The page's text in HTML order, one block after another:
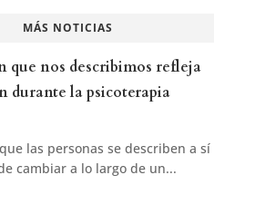
MÁS NOTICIAS
que nos describimos refleja
durante la psicoterapia
las personas se describen a sí
cambiar a lo largo de un...